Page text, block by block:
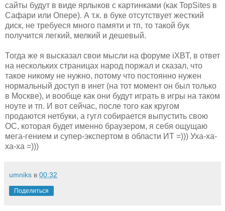
сайты будут в виде ярлыков с картинками (как TopSites в
Сафари или Опере). А т.к. в буке отсутствует жесткий
диск, не требуеся много памяти и тп, то такой бук
получится легкий, мелкий и дешевый.
Тогда же я высказал свои мысли на форуме iXBT, в ответ
на нескольких страницах народ поржал и сказал, что
такое никому не нужно, потому что постоянно нужен
нормальный доступ в инет (на тот момент он был только
в Москве), и вообще как они будут играть в игры на таком
ноуте и тп. И вот сейчас, после того как кругом
продаются нетбуки, а гугл собирается выпустить свою
ОС, которая будет именно браузером, я себя ощущаю
мега-гением и супер-экспертом в области ИТ =))) Уха-ха-
ха-ха =)))
umniks в 00:32
Поделиться